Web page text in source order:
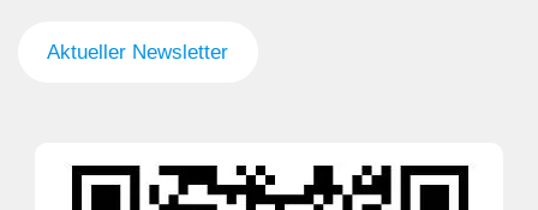
Aktueller Newsletter